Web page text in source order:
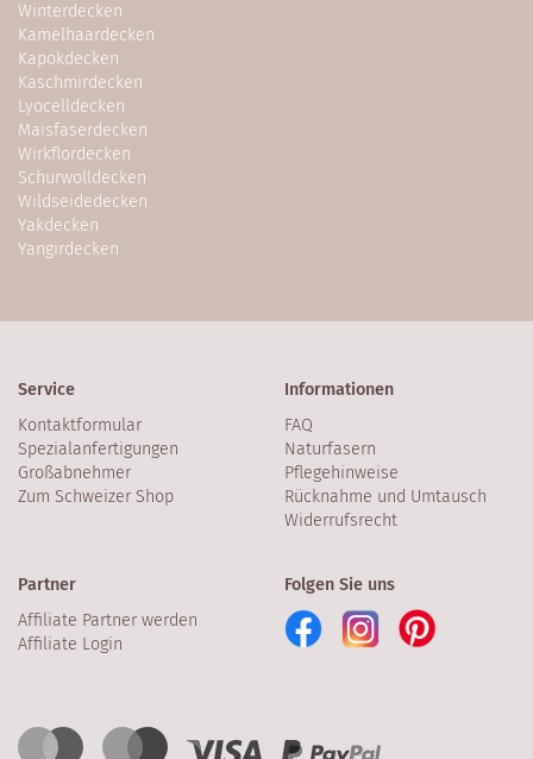
Winterdecken
Kamelhaardecken
Kapokdecken
Kaschmirdecken
Lyocelldecken
Maisfaserdecken
Wirkflordecken
Schurwolldecken
Wildseidedecken
Yakdecken
Yangirdecken
Service
Kontaktformular
Spezialanfertigungen
Großabnehmer
Zum Schweizer Shop
Informationen
FAQ
Naturfasern
Pflegehinweise
Rücknahme und Umtausch
Widerrufsrecht
Partner
Affiliate Partner werden
Affiliate Login
Folgen Sie uns